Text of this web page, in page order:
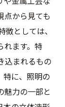
点から見ても
としては、
れます。特
込まれるもの
特に、照明の
魅力の一部と